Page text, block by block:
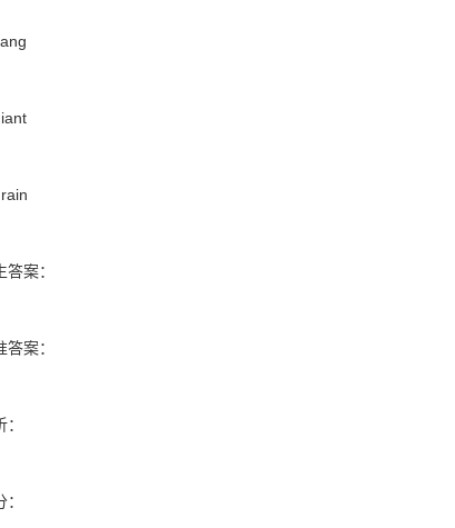
答案：
答案：